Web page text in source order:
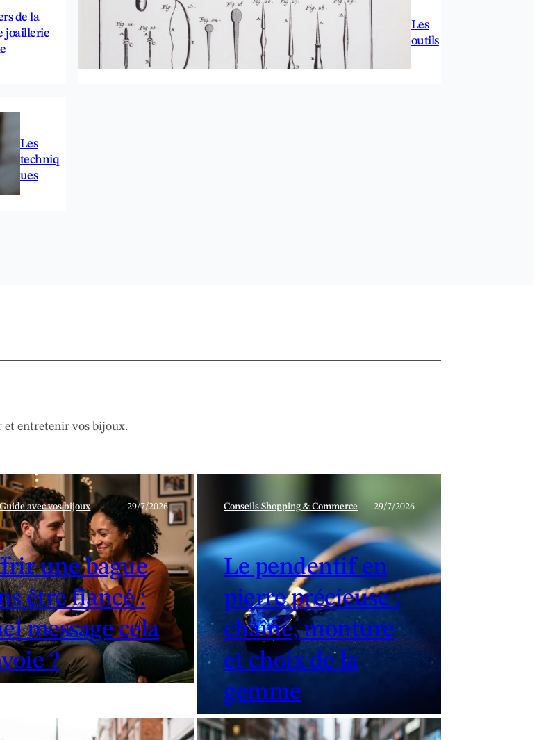
de la
joaillerie
Les
outils
Les
techniq
ues
et entretenir vos bijoux.
avec vos bijoux 29/7/2026
une bague
être fiancé :
message cela
?
Conseils Shopping & Commerce 29/7/2026
Le pendentif en
pierre précieuse :
chaîne, monture
et choix de la
gemme